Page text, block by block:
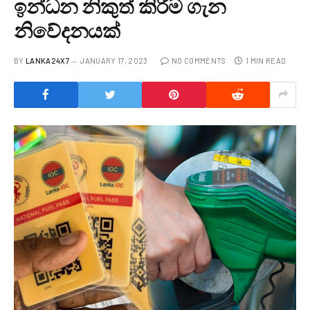
ඉන්ධන නිකුත් කිරීම ගැන
නිවේදනයක්
BY LANKA24X7 JANUARY 17, 2023 NO COMMENTS 1 MIN READ